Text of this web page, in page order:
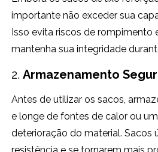
importante não exceder sua
Isso evita riscos de rompimento
mantenha sua integridade
2.Armazenamento
Antes de utilizar os sacos,
e longe de fontes de calor ou
deterioração do material. Sacos